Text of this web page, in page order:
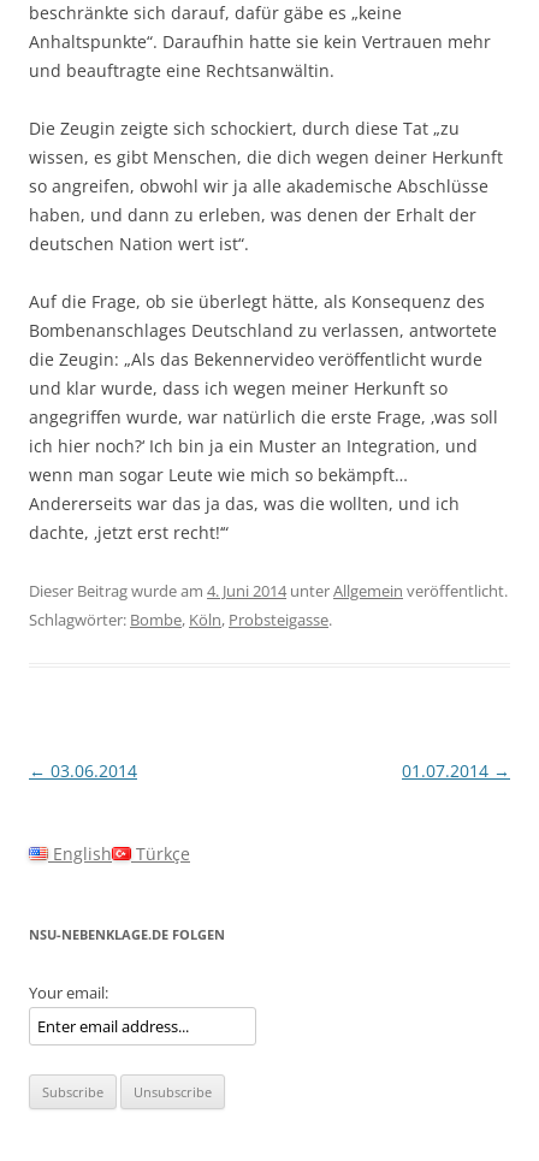
beschränkte sich darauf, dafür gäbe es „keine
Anhaltspunkte“. Daraufhin hatte sie kein Vertrauen mehr
und beauftragte eine Rechtsanwältin.
Die Zeugin zeigte sich schockiert, durch diese Tat „zu
wissen, es gibt Menschen, die dich wegen deiner Herkunft
so angreifen, obwohl wir ja alle akademische Abschlüsse
haben, und dann zu erleben, was denen der Erhalt der
deutschen Nation wert ist“.
Auf die Frage, ob sie überlegt hätte, als Konsequenz des
Bombenanschlages Deutschland zu verlassen, antwortete
die Zeugin: „Als das Bekennervideo veröffentlicht wurde
und klar wurde, dass ich wegen meiner Herkunft so
angegriffen wurde, war natürlich die erste Frage, ‚was soll
ich hier noch?‘ Ich bin ja ein Muster an Integration, und
wenn man sogar Leute wie mich so bekämpft…
Andererseits war das ja das, was die wollten, und ich
dachte, ‚jetzt erst recht!‘“
Dieser Beitrag wurde am 4. Juni 2014unterAllgemein veröffentlicht.
Schlagwörter: Bombe, Köln, Probsteigasse.
Beitragsnavigation
← 03.06.2014 01.07.2014 →
English Türkçe
NSU-NEBENKLAGE.DE FOLGEN
Your email: